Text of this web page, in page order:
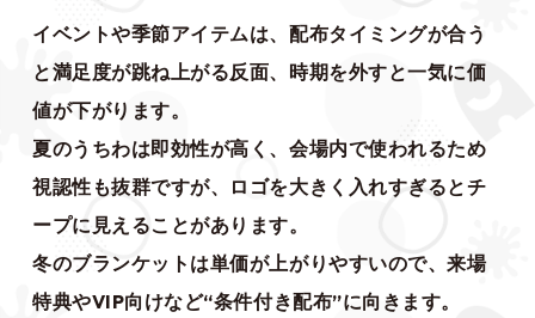
イベントや季節アイテムは、配布タイミングが合う
と満足度が跳ね上がる反面、時期を外すと一気に価
値が下がります。
夏のうちわは即効性が高く、会場内で使われるため
視認性も抜群ですが、ロゴを大きく入れすぎるとチ
ープに見えることがあります。
冬のブランケットは単価が上がりやすいので、来場
特典やVIP向けなど“条件付き配布”に向きます。